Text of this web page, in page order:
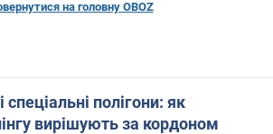
на головну OBOZ
полігони: як
вирішують за кордоном